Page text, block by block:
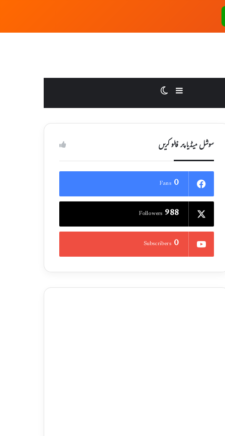
Sidebar
سوشل میڈیا پر فالو کریں
0
Fans
988
Followers
0
Subscribers